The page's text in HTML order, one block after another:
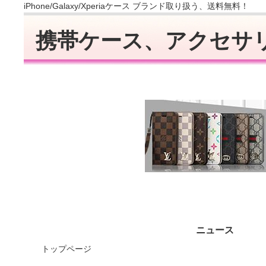
iPhone/Galaxy/Xperiaケース ブランド取り扱う、送料無料！
携帯ケース、アクセサ
ニュース
トップページ